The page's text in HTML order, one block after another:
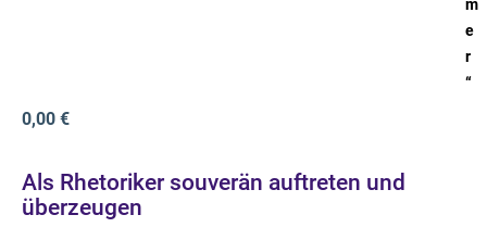
m
e
r
“
0,00 €
Als Rhetoriker souverän auftreten und
überzeugen